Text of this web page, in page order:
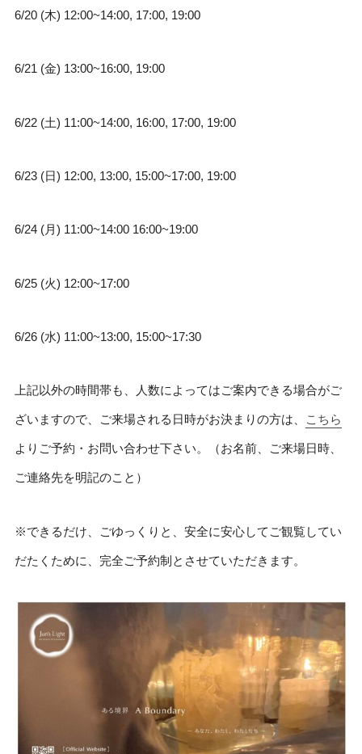
6/20 (木) 12:00~14:00, 17:00, 19:00
6/21 (金) 13:00~16:00, 19:00
6/22 (土) 11:00~14:00, 16:00, 17:00, 19:00
6/23 (日) 12:00, 13:00, 15:00~17:00, 19:00
6/24 (月) 11:00~14:00 16:00~19:00
6/25 (火) 12:00~17:00
6/26 (水) 11:00~13:00, 15:00~17:30
上記以外の時間帯も、人数によってはご案内できる場合がご
ざいますので、ご来場される日時がお決まりの方は、 こちら
よりご予約・お問い合わせ下さい。（お名前、ご来場日時、
ご連絡先を明記のこと）
※できるだけ、ごゆっくりと、安全に安心してご観覧してい
だたくために、完全ご予約制とさせていただきます。